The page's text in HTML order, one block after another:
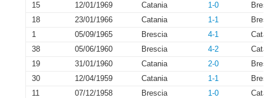
15
12/01/1969 Catania 1-0
18
23/01/1966 Catania 1-1
1
05/09/1965 Brescia 4-1
38
05/06/1960 Brescia 4-2
19
31/01/1960 Catania 2-0
30
12/04/1959 Catania 1-1
11
07/12/1958 Brescia 1-0